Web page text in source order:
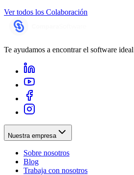
Ver todos los Colaboración
Te ayudamos a encontrar el software
Nuestra empresa
Sobre nosotros
Blog
Trabaja con nosotros